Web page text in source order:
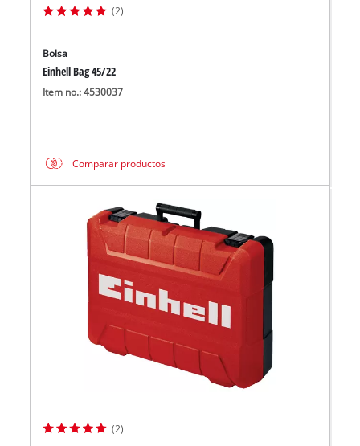
(2)
Bolsa
Einhell Bag 45/22
Item no.: 4530037
Comparar productos
(2)